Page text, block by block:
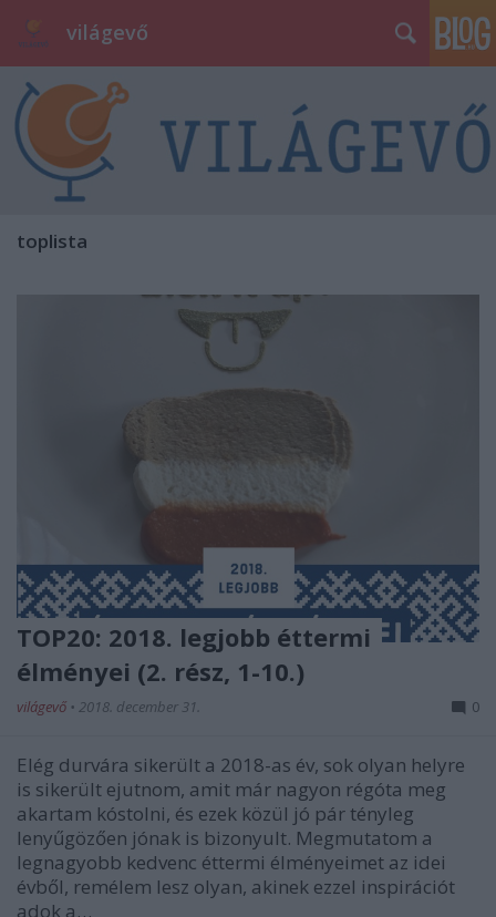
világevő
toplista
TOP20: 2018. legjobb éttermi
élményei (2. rész, 1-10.)
világevő • 2018. december 31. 0
Elég durvára sikerült a 2018-as év, sok olyan helyre
is sikerült ejutnom, amit már nagyon régóta meg
akartam kóstolni, és ezek közül jó pár tényleg
lenyűgözően jónak is bizonyult. Megmutatom a
legnagyobb kedvenc éttermi élményeimet az idei
évből, remélem lesz olyan, akinek ezzel inspirációt
adok a…